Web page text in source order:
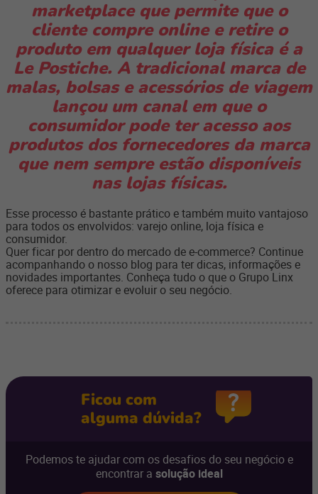
marketplace que permite que o
cliente compre online e retire o
produto em qualquer loja física é a
Le Postiche. A tradicional marca de
malas, bolsas e acessórios de viagem
lançou um canal em que o
consumidor pode ter acesso aos
produtos dos fornecedores da marca
que nem sempre estão disponíveis
nas lojas físicas.
Esse processo é bastante prático e também muito vantajoso
para todos os envolvidos: varejo online, loja física e
consumidor.
Quer ficar por dentro do mercado de e-commerce? Continue
acompanhando o nosso blog para ter dicas, informações e
novidades importantes. Conheça tudo o que o Grupo Linx
oferece para otimizar e evoluir o seu negócio.
Ficou com
alguma dúvida?
Podemos te ajudar com os desafios do seu negócio e
encontrar a solução ideal